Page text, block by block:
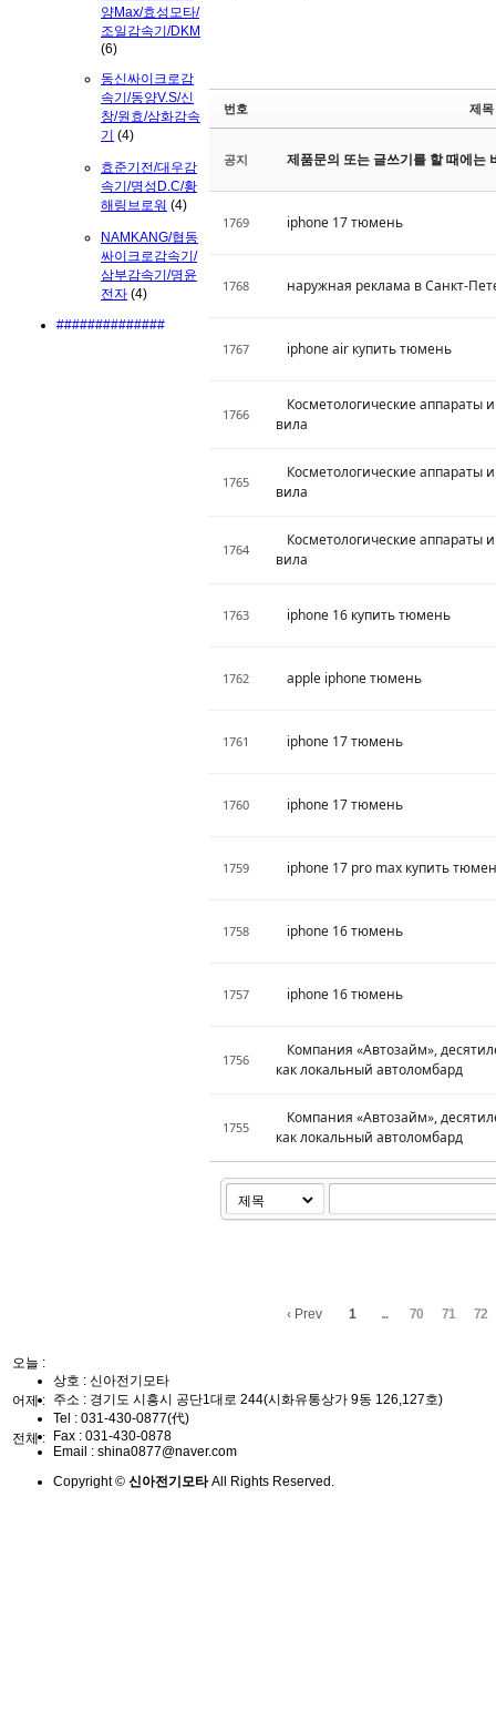
양Max/효성모타/
조일감속기/DKM
(6)
동신싸이크로감
속기/동양V.S/신
창/원효/삼화감속
기 (4)
효준기전/대우감
속기/명성D.C/황
해링브로워 (4)
NAMKANG/협동
싸이크로감속기/
삼부감속기/명윤
전자 (4)
##############
오늘 :
어제 :
전체 :
번호 제목
공지 제품문의 또는 글쓰기를 할 때에는
1769 iphone 17 тюмень
1768 наружная реклама в Санкт-
1767 iphone air купить тюмень
1766
Косметологические аппараты
вила
1765
Косметологические аппараты
вила
1764
Косметологические аппараты
вила
1763 iphone 16 купить тюмень
1762 apple iphone тюмень
1761 iphone 17 тюмень
1760 iphone 17 тюмень
1759 iphone 17 pro max купить
1758 iphone 16 тюмень
1757 iphone 16 тюмень
1756
Компания «Автозайм»,
как локальный автоломбард
1755
Компания «Автозайм»,
как локальный автоломбард
‹ Prev 1 ... 70 71 72
상호 : 신아전기모타
주소 : 경기도 시흥시 공단1대로 244(시화유통상가 9동 126,127호)
Tel : 031-430-0877(代)
Fax : 031-430-0878
Email : shina0877@naver.com
Copyright © 신아전기모타All Rights Reserved.